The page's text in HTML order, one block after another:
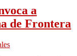
a
de Frontera